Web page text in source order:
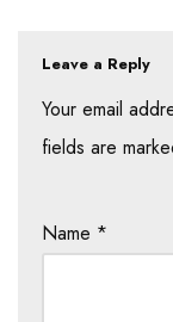
Leave a Reply
Your email
fields are
Name *